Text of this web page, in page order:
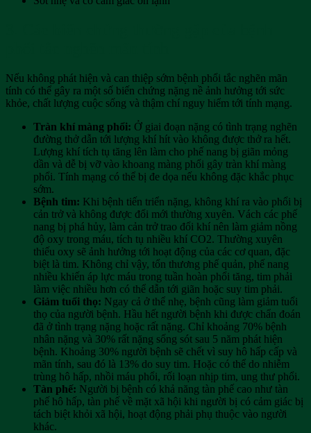
Nếu không phát hiện và can thiệp sớm bệnh phổi tắc nghẽn mãn
tính có thể gây ra một số biến chứng nặng nề ảnh hưởng tới sức
khỏe, chất lượng cuộc sống và thậm chí nguy hiểm tới tính mạng.
Tràn khí màng phổi: Ở giai đoạn nặng có tình trạng nghẽn
đường thở dẫn tới lượng khí hít vào không được thở ra hết.
Lượng khí tích tụ tăng lên làm cho phế nang bị giãn mỏng
dần và dễ bị vỡ vào khoang màng phổi gây tràn khí màng
phổi. Tính mạng có thể bị đe dọa nếu không đặc khắc phục
sớm.
Bệnh tim: Khi bệnh tiến triển nặng, không khí ra vào phổi bị
cản trở và không được đổi mới thường xuyên. Vách các phế
nang bị phá hủy, làm cản trở trao đổi khí nên làm giảm nồng
độ oxy trong máu, tích tụ nhiều khí CO2. Thường xuyên
thiếu oxy sẽ ảnh hưởng tới hoạt động của các cơ quan, đặc
biệt là tim. Không chỉ vậy, tổn thương phế quản, phế nang
nhiều khiến áp lực máu trong tuần hoàn phổi tăng, tim phải
làm việc nhiều hơn có thể dẫn tới giãn hoặc suy tim phải.
Giảm tuổi thọ: Ngay cả ở thể nhẹ, bệnh cũng làm giảm tuổi
thọ của người bệnh. Hầu hết người bệnh khi được chẩn đoán
đã ở tình trạng nặng hoặc rất nặng. Chỉ khoảng 70% bệnh
nhân nặng và 30% rất nặng sống sót sau 5 năm phát hiện
bệnh. Khoảng 30% người bệnh sẽ chết vì suy hô hấp cấp và
mãn tính, sau đó là 13% do suy tim. Hoặc có thể do nhiễm
trùng hô hấp, nhồi máu phổi, rối loạn nhịp tim, ung thư phổi.
Tàn phế: Người bị bệnh có khả năng tàn phế cao như tàn
phế hô hấp, tàn phế về mặt xã hội khi người bị có cảm giác bị
tách biệt khỏi xã hội, hoạt động phải phụ thuộc vào người
khác.